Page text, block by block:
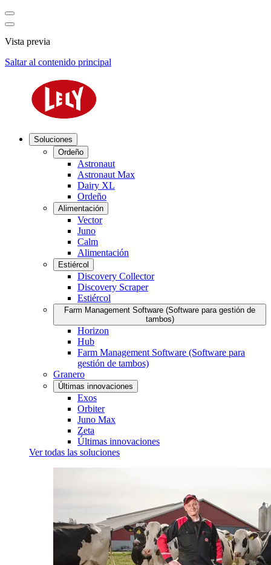
Vista previa
Saltar al contenido principal
Soluciones
Ordeño
Astronaut
Astronaut Max
Dairy XL
Ordeño
Alimentación
Vector
Juno
Calm
Alimentación
Estiércol
Discovery Collector
Discovery Scraper
Estiércol
Farm Management Software (Software para gestión de
tambos)
Horizon
Hub
Farm Management Software (Software para
gestión de tambos)
Granero
Últimas innovaciones
Exos
Orbiter
Juno Max
Zeta
Últimas innovaciones
Ver todas las soluciones